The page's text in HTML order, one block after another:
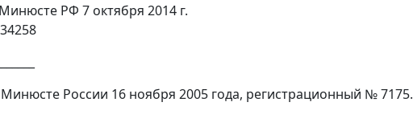
РФ 7 октября 2014 г.
России 16 ноября 2005 года, регистрационный № 7175.